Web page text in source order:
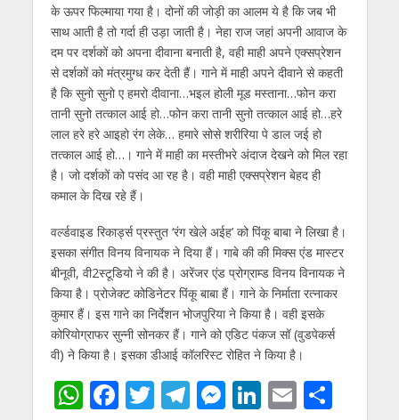
के ऊपर फिल्माया गया है। दोनों की जोड़ी का आलम ये है कि जब भी
साथ आती है तो गर्दा ही उड़ा जाती है। नेहा राज जहां अपनी आवाज के
दम पर दर्शकों को अपना दीवाना बनाती है, वही माही अपने एक्सप्रेशन
से दर्शकों को मंत्रमुग्ध कर देती हैं। गाने में माही अपने दीवाने से कहती
है कि सुनो सुनो ए हमरो दीवाना…भइल होली मूड मस्ताना…फोन करा
तानी सुनो तत्काल आई हो…फोन करा तानी सुनो तत्काल आई हो…हरे
लाल हरे हरे आइहो रंग लेके… हमारे सोसे शरीरिया पे डाल जई हो
तत्काल आई हो…। गाने में माही का मस्तीभरे अंदाज देखने को मिल रहा
है। जो दर्शकों को पसंद आ रह है। वही माही एक्सप्रेशन बेहद ही
कमाल के दिख रहे हैं।
वर्ल्डवाइड रिकार्ड्स प्रस्तुत ‘रंग खेले अईह’ को पिंकू बाबा ने लिखा है।
इसका संगीत विनय विनायक ने दिया हैं। गाबे की की मिक्स एंड मास्टर
बीनूवी, वी2स्टूडियो ने की है। अरेंजर एंड प्रोग्राम्ड विनय विनायक ने
किया है। प्रोजेक्ट कोडिनेटर पिंकू बाबा हैं। गाने के निर्माता रत्नाकर
कुमार हैं। इस गाने का निर्देशन भोजपुरिया ने किया है। वही इसके
कोरियोग्राफर सुन्नी सोनकर हैं। गाने को एडिट पंकज सॉ (वुडपेकर्स
वी) ने किया है। इसका डीआई कॉलरिस्ट रोहित ने किया है।
W F T T M Li E S